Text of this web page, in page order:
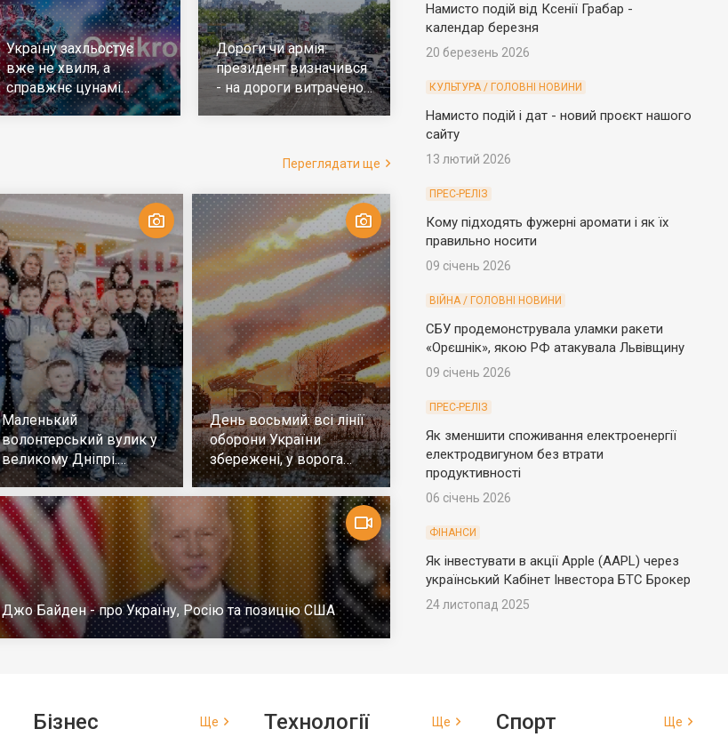
Україну захльостує
вже не хвиля, а
справжнє цунамі
ковіда. Що робити
Дороги чи армія:
президент визначився
- на дороги витрачено
у 10 разів більше
Переглядати ще
Маленький
волонтерський вулик у
великому Дніпрі.
Репортаж
День восьмий: всі лінії
оборони України
збережені, у ворога
немає успіху
Джо Байден - про Україну, Росію та позицію США
Намисто подій від Ксенії Грабар -
календар березня
20 березень 2026
КУЛЬТУРА / ГОЛОВНІ НОВИНИ
Намисто подій і дат - новий проєкт нашого
сайту
13 лютий 2026
ПРЕС-РЕЛІЗ
Кому підходять фужерні аромати і як їх
правильно носити
09 січень 2026
ВІЙНА / ГОЛОВНІ НОВИНИ
СБУ продемонструвала уламки ракети
«Орєшнік», якою РФ атакувала Львівщину
09 січень 2026
ПРЕС-РЕЛІЗ
Як зменшити споживання електроенергії
електродвигуном без втрати
продуктивності
06 січень 2026
ФІНАНСИ
Як інвестувати в акції Apple (AAPL) через
український Кабінет Інвестора БТС Брокер
24 листопад 2025
Бізнес Ще Технології Ще Спорт Ще